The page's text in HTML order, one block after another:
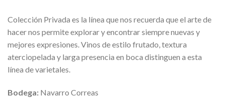
Colección Privada es la línea que nos recuerda que el arte de
hacer nos permite explorar y encontrar siempre nuevas y
mejores expresiones. Vinos de estilo frutado, textura
aterciopelada y larga presencia en boca distinguen a esta
línea de varietales.
Bodega: Navarro Correas